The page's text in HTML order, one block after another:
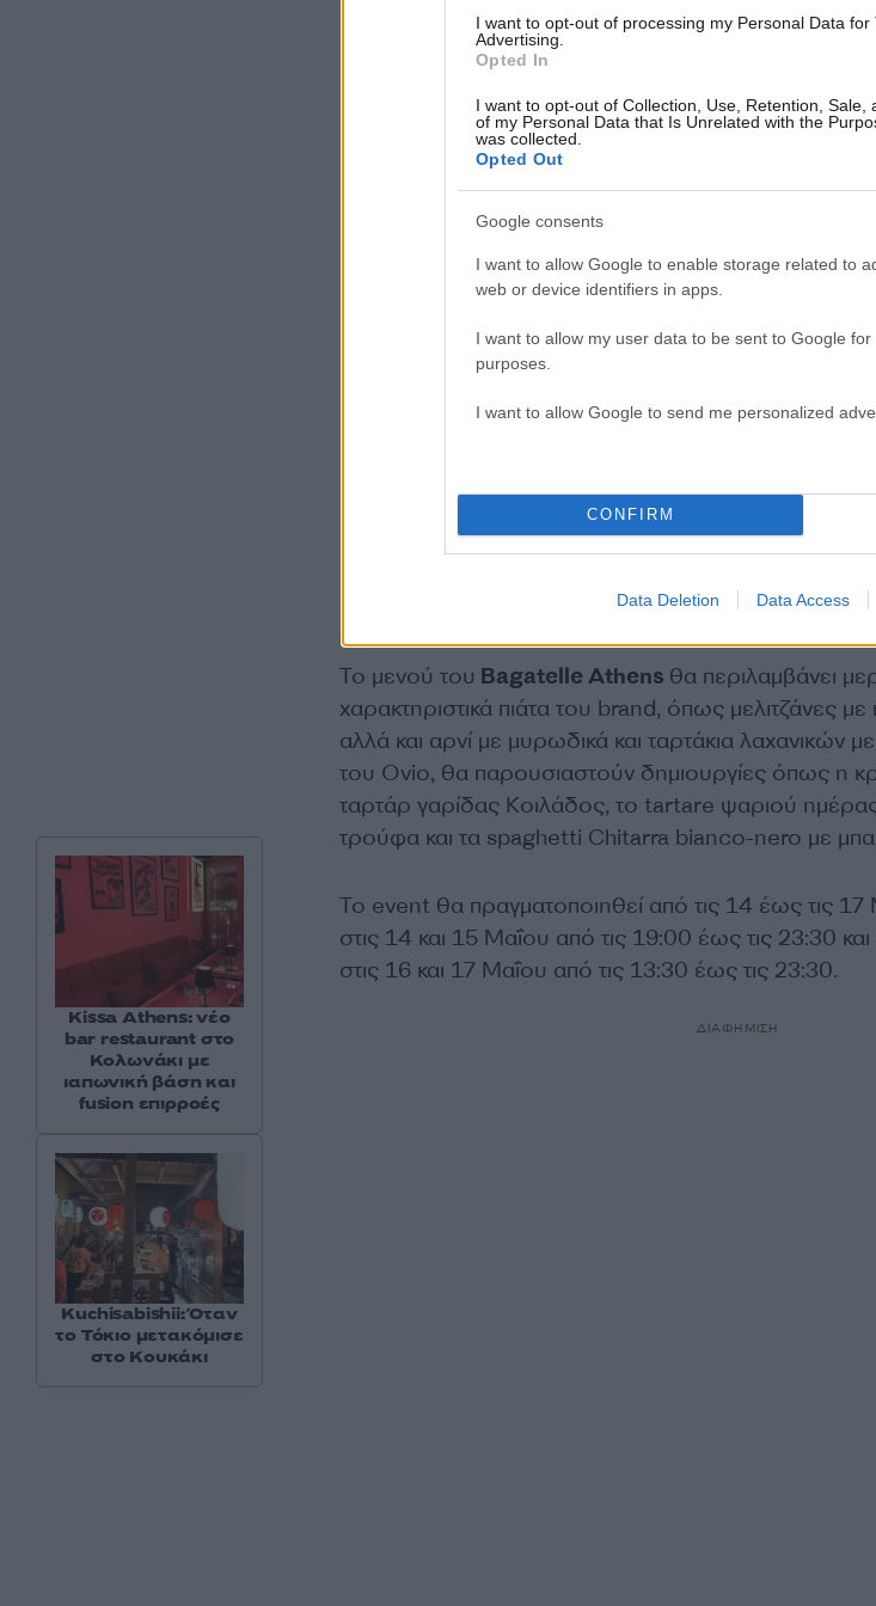
I want to opt-out of processing my Personal Data for
Advertising.
Opted In
I want to opt-out of Collection, Use, Retention, Sale,
of my Personal Data that Is Unrelated with the
was collected.
Opted Out
Google consents
I want to allow Google to enable storage related to
web or device identifiers in apps.
I want to allow my user data to be sent to Google
purposes.
I want to allow Google to send me personalized
CONFIRM
Data Deletion Data Access
Δείτε αυτή τη δημοσίευση στο Instagram.
Η δημοσίευση κοινοποιήθηκε από το χρήστη BAGATELLE
Το μενού του Bagatelle Athens θα περιλαμβάνει
χαρακτηριστικά πιάτα του brand, όπως μελιτζάνες
αλλά και αρνί με μυρωδικά και ταρτάκια λαχανικών
του Ovio, θα παρουσιαστούν δημιουργίες όπως η
ταρτάρ γαρίδας Κοιλάδος, το tartare ψαριού
τρούφα και τα spaghetti Chitarra bianco-nero με
Το event θα πραγματοποιηθεί από τις 14 έως τις
στις 14 και 15 Μαΐου από τις 19:00 έως τις 23:30
στις 16 και 17 Μαΐου από τις 13:30 έως τις 23:30.
ΔΙΑΦΗΜΙΣΗ
Kissa Athens: νέο
bar restaurant στο
Κολωνάκι με
ιαπωνική βάση και
fusion επιρροές
Kuchisabishii: Όταν
το Τόκιο μετακόμισε
στο Κουκάκι